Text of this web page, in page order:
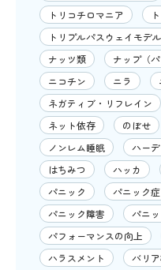
トリコチロマニア
トリプルパスウェイモデル
ナッツ類
ナップ（パ
ニコチン
ニラ
ネガティブ・リフレイン
ネット依存
のぼせ
ノンレム睡眠
ハー
はちみつ
ハッカ
パニック
パニック症
パニック障害
パニ
パフォーマンスの向上
ハラスメント
バリ